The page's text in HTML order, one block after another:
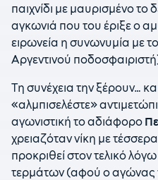
παιχνίδι με μαυρισμένο το
αγκωνιά που του έριξε ο
ειρωνεία η συνωνυμία με
Αργεντινού
Τη συνέχεια την ξέρουν…
«αλμπισελέστε»
αγωνιστική το αδιάφορο
χρειαζόταν νίκη με
προκριθεί στον τελικό
τερμάτων (αφού ο αγώνας